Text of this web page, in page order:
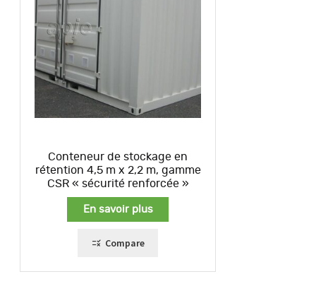
Conteneur de stockage en
rétention 4,5 m x 2,2 m, gamme
CSR « sécurité renforcée »
En savoir plus
Compare